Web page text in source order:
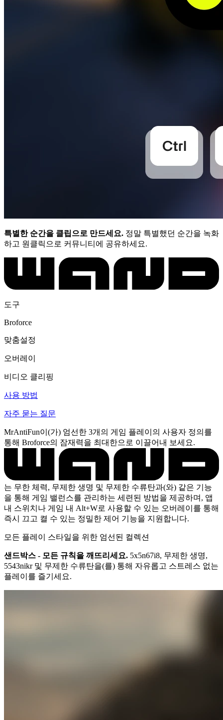
특별한 순간을 클립으로 만드세요. 정말 특별했던 순간을 녹화
하고 원클릭으로 커뮤니티에 공유하세요.
도구
Broforce
맞춤설정
오버레이
비디오 클리핑
사용 방법
자주 묻는 질문
MrAntiFun이(가) 엄선한 3개의 게임 플레이의 사용자 정의를
통해 Broforce의 잠재력을 최대한으로 이끌어내 보세요.
는 무한 체력, 무제한 생명 및 무제한 수류탄과(와) 같은 기능
을 통해 게임 밸런스를 관리하는 세련된 방법을 제공하며, 앱
내 스위치나 게임 내 Alt+W로 사용할 수 있는 오버레이를 통해
즉시 끄고 켤 수 있는 정밀한 제어 기능을 지원합니다.
모든 플레이 스타일을 위한 엄선된 컬렉션
샌드박스 - 모든 규칙을 깨뜨리세요. 5x5n67i8, 무제한 생명,
5543nikr 및 무제한 수류탄을(를) 통해 자유롭고 스트레스 없는
플레이를 즐기세요.